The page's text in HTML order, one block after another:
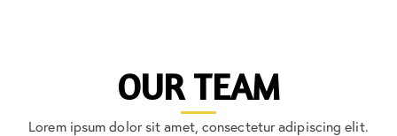
OUR TEAM
Lorem ipsum dolor sit amet, consectetur adipiscing elit.